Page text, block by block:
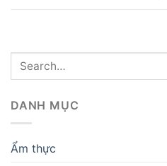
DANH MỤC
Ẩm thực